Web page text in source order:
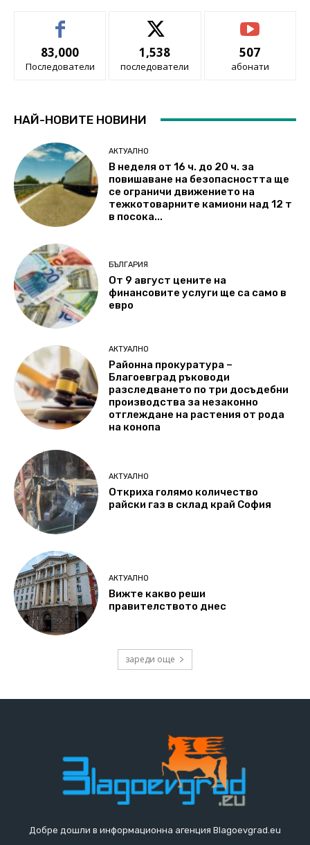
83,000
Последователи
1,538
последователи
507
абонати
НАЙ-НОВИТЕ НОВИНИ
АКТУАЛНО
В неделя от 16 ч. до 20 ч. за
повишаване на безопасността ще
се ограничи движението на
тежкотоварните камиони над 12 т
в посока...
БЪЛГАРИЯ
От 9 август цените на
финансовите услуги ще са само в
евро
АКТУАЛНО
Районна прокуратура –
Благоевград ръководи
разследването по три досъдебни
производства за незаконно
отглеждане на растения от рода
на конопа
АКТУАЛНО
Откриха голямо количество
райски газ в склад край София
АКТУАЛНО
Вижте какво реши
правителството днес
зареди още
Добре дошли в информационна агенция Blagoevgrad.eu